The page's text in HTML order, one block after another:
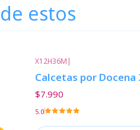
estos
X12H36M |
Calcetas por Docena
$7.990
5.0